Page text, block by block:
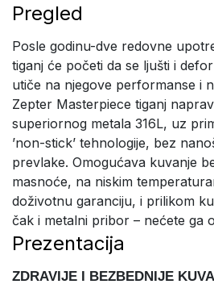
Pregled
Posle godinu-dve redovne
tiganj će početi da se ljušti i
utiče na njegove performanse i
Zepter Masterpiece tiganj
superiornog metala 316L, uz
’non-stick’ tehnologije, bez
prevlake. Omogućava kuvanje
masnoće, na niskim
doživotnu garanciju, i prilikom
čak i metalni pribor – nećete ga
Prezentacija
ZDRAVIJE I BEZBEDNIJE